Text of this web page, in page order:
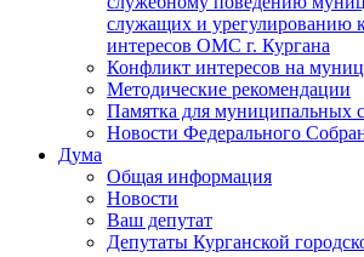
служащих и урегулированию
интересов ОМС г. Кургана
Конфликт интересов на
Методические рекомендации
Памятка для муниципальных
Новости Федерального
Дума
Общая информация
Новости
Ваш депутат
Депутаты Курганской